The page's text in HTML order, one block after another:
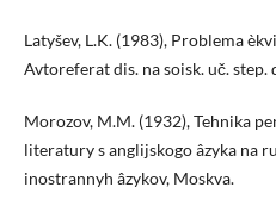
Latyšev, L.K. (1983), Problema
Avtoreferat dis. na soisk. uč. step.
Morozov, M.M. (1932), Tehnika
literatury s anglijskogo âzyka na
inostrannyh âzykov, Moskva.